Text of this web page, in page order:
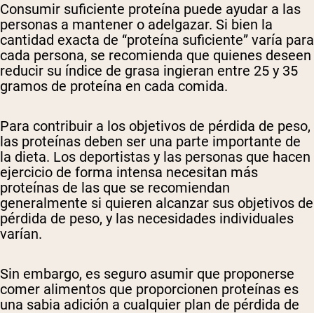
Consumir suficiente proteína puede ayudar a las
personas a mantener o adelgazar. Si bien la
cantidad exacta de “proteína suficiente” varía para
cada persona, se recomienda que quienes deseen
reducir su índice de grasa ingieran entre 25 y 35
gramos de proteína en cada comida.
Para contribuir a los objetivos de pérdida de peso,
las proteínas deben ser una parte importante de
la dieta. Los deportistas y las personas que hacen
ejercicio de forma intensa necesitan más
proteínas de las que se recomiendan
generalmente si quieren alcanzar sus objetivos de
pérdida de peso, y las necesidades individuales
varían.
Sin embargo, es seguro asumir que proponerse
comer alimentos que proporcionen proteínas es
una sabia adición a cualquier plan de pérdida de